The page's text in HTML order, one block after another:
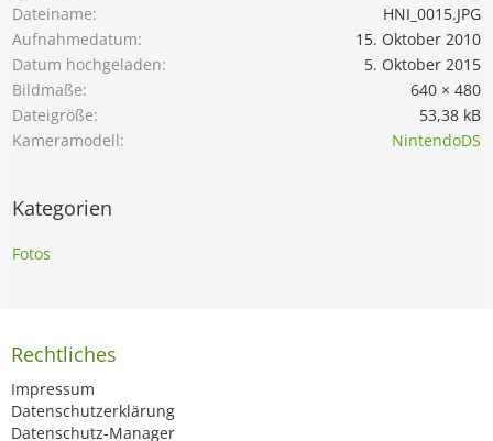
Dateiname
HNI_0015.JPG
Aufnahmedatum
15. Oktober 2010
Datum hochgeladen
5. Oktober 2015
Bildmaße
640 × 480
Dateigröße
53,38 kB
Kameramodell
NintendoDS
Kategorien
Fotos
Rechtliches
Impressum
Datenschutzerklärung
Datenschutz-Manager